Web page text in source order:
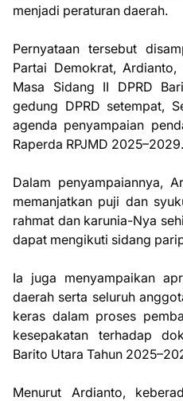
menjadi peraturan daerah.
Pernyataan tersebut
Partai Demokrat,
Masa Sidang II DPRD
gedung DPRD setempat,
agenda penyampaian
Raperda RPJMD 2025–2029.
Dalam penyampaiannya,
memanjatkan puji dan
rahmat dan karunia-Nya
dapat mengikuti sidang
Ia juga menyampaikan
daerah serta seluruh
keras dalam proses
kesepakatan terhadap
Barito Utara Tahun
Menurut Ardianto,